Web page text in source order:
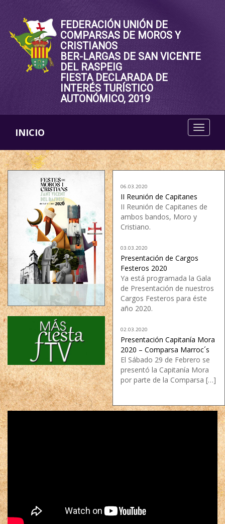
FEDERACIÓN UNIÓN DE
COMPARSAS DE MOROS Y
CRISTIANOS
BER-LARGAS DE SAN VICENTE
DEL RASPEIG
FIESTA DECLARADA DE
INTERÉS TURÍSTICO
AUTONÓMICO, 2019
INICIO
06.03.2020
II Reunión de Capitanes
II Reunión de Capitanes de
ambos bandos, Moro y
Cristiano.
03.03.2020
Presentación de Cargos
Festeros 2020
Ya está programada la Gala
de Presentación de nuestros
Cargos Festeros para éste
año 2020.
02.03.2020
Presentación Capitanía Mora
2020 – Comparsa Marroc´s
El Sábado 29 de Febrero se
presentó la Capitanía Mora
por parte de la Comparsa […]